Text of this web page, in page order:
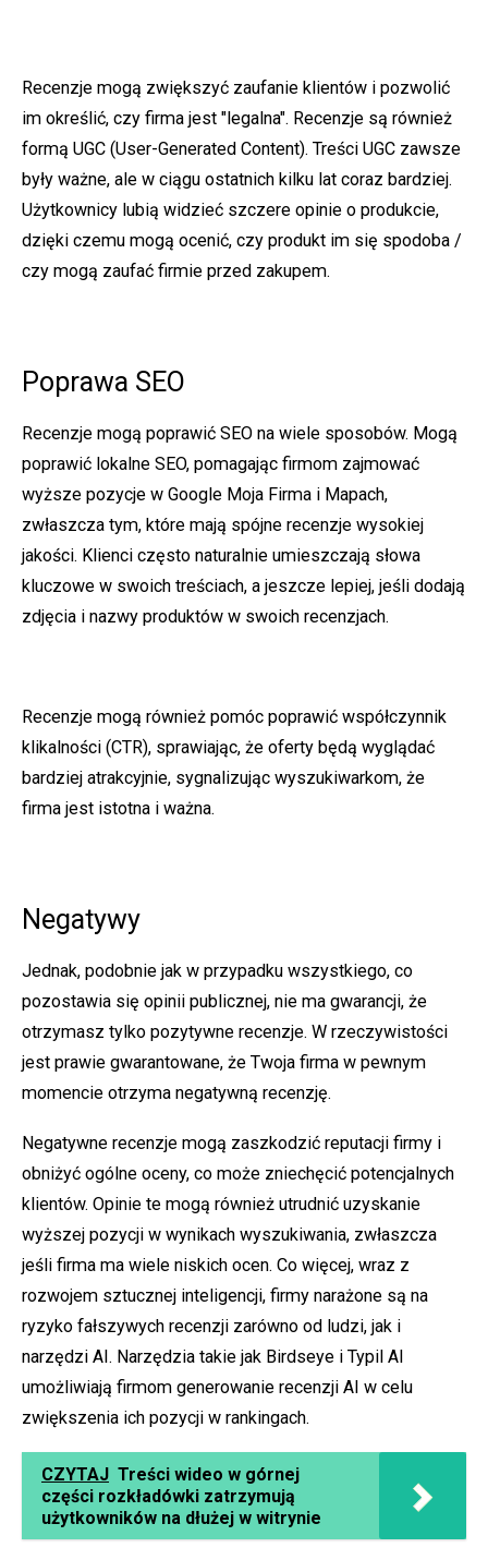
Recenzje mogą zwiększyć zaufanie klientów i pozwolić
im określić, czy firma jest "legalna". Recenzje są również
formą UGC (User-Generated Content). Treści UGC zawsze
były ważne, ale w ciągu ostatnich kilku lat coraz bardziej.
Użytkownicy lubią widzieć szczere opinie o produkcie,
dzięki czemu mogą ocenić, czy produkt im się spodoba /
czy mogą zaufać firmie przed zakupem.
Poprawa SEO
Recenzje mogą poprawić SEO na wiele sposobów. Mogą
poprawić lokalne SEO, pomagając firmom zajmować
wyższe pozycje w Google Moja Firma i Mapach,
zwłaszcza tym, które mają spójne recenzje wysokiej
jakości. Klienci często naturalnie umieszczają słowa
kluczowe w swoich treściach, a jeszcze lepiej, jeśli dodają
zdjęcia i nazwy produktów w swoich recenzjach.
Recenzje mogą również pomóc poprawić współczynnik
klikalności (CTR), sprawiając, że oferty będą wyglądać
bardziej atrakcyjnie, sygnalizując wyszukiwarkom, że
firma jest istotna i ważna.
Negatywy
Jednak, podobnie jak w przypadku wszystkiego, co
pozostawia się opinii publicznej, nie ma gwarancji, że
otrzymasz tylko pozytywne recenzje. W rzeczywistości
jest prawie gwarantowane, że Twoja firma w pewnym
momencie otrzyma negatywną recenzję.
Negatywne recenzje mogą zaszkodzić reputacji firmy i
obniżyć ogólne oceny, co może zniechęcić potencjalnych
klientów. Opinie te mogą również utrudnić uzyskanie
wyższej pozycji w wynikach wyszukiwania, zwłaszcza
jeśli firma ma wiele niskich ocen. Co więcej, wraz z
rozwojem sztucznej inteligencji, firmy narażone są na
ryzyko fałszywych recenzji zarówno od ludzi, jak i
narzędzi AI. Narzędzia takie jak Birdseye i Typil AI
umożliwiają firmom generowanie recenzji AI w celu
zwiększenia ich pozycji w rankingach.
CZYTAJ Treści wideo w górnej
części rozkładówki zatrzymują
użytkowników na dłużej w witrynie